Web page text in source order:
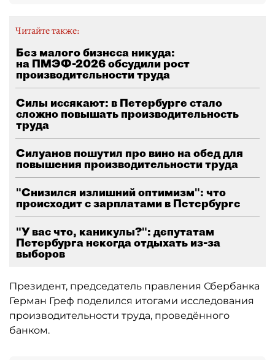
Читайте также:
Без малого бизнеса никуда:
на ПМЭФ-2026 обсудили рост
производительности труда
Силы иссякают: в Петербурге стало
сложно повышать производительность
труда
Силуанов пошутил про вино на обед для
повышения производительности труда
"Снизился излишний оптимизм": что
происходит с зарплатами в Петербурге
"У вас что, каникулы?": депутатам
Петербурга некогда отдыхать из-за
выборов
Президент, председатель правления Сбербанка
Герман Греф поделился итогами исследования
производительности труда, проведённого
банком.